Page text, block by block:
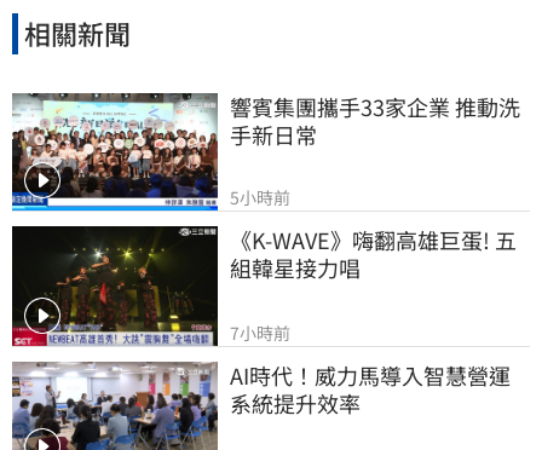
相關新聞
響賓集團攜手33家企業 推動洗
手新日常
5小時前
《K-WAVE》嗨翻高雄巨蛋! 五
組韓星接力唱
7小時前
AI時代！威力馬導入智慧營運
系統提升效率